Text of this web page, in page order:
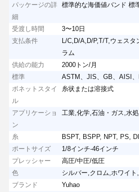
パッケージの詳
細
標準的な海価値バンド 標
受渡し時間
3〜10日
支払条件
L/C,D/A,D/P,T/T,ウェス
ラム
供給の能力
2000トン/月
標準
ASTM、JIS、GB、AISI
ボネットスタイ
ル
糸状または溶接式
アプリケーショ
ン
工業,化学,石油・ガス,水
糸
BSPT, BSPP, NPT, PS,
ポートサイズ
1/8インチ-46インチ
プレッシャー
高圧/中圧/低圧
色
シルバー,クロム,ホワイ
ブランド
Yuhao